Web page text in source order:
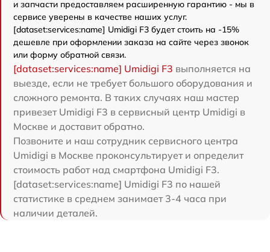
и запчасти предоставляем расширенную гарантию - мы в
сервисе уверены в качестве наших услуг.
[dataset:services:name] Umidigi F3 будет стоить на -15%
дешевле при оформлении заказа на сайте через звонок
или форму обратной связи.
[dataset:services:name] Umidigi F3 выполняется на
выезде, если не требует большого оборудования и
сложного ремонта. В таких случаях наш мастер
привезет Umidigi F3 в сервисный центр Umidigi в
Москве и доставит обратно.
Позвоните и наш сотрудник сервисного центра
Umidigi в Москве проконсультирует и определит
стоимость работ над смартфона Umidigi F3.
[dataset:services:name] Umidigi F3 по нашей
статистике в среднем занимает 3-4 часа при
наличии деталей.